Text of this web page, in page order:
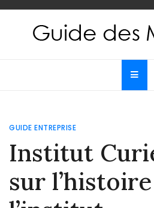
Skip
content
Guide des
GUIDE ENTREPRISE
Institut
sur